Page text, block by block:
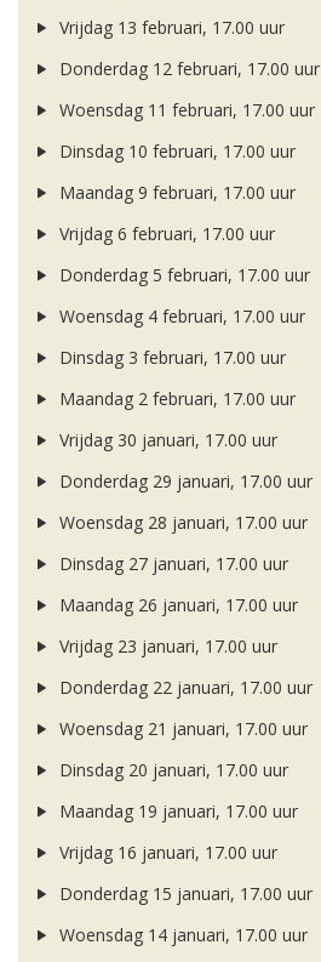
Vrijdag 13 februari, 17.00 uur
Donderdag 12 februari, 17.00 uur
Woensdag 11 februari, 17.00 uur
Dinsdag 10 februari, 17.00 uur
Maandag 9 februari, 17.00 uur
Vrijdag 6 februari, 17.00 uur
Donderdag 5 februari, 17.00 uur
Woensdag 4 februari, 17.00 uur
Dinsdag 3 februari, 17.00 uur
Maandag 2 februari, 17.00 uur
Vrijdag 30 januari, 17.00 uur
Donderdag 29 januari, 17.00 uur
Woensdag 28 januari, 17.00 uur
Dinsdag 27 januari, 17.00 uur
Maandag 26 januari, 17.00 uur
Vrijdag 23 januari, 17.00 uur
Donderdag 22 januari, 17.00 uur
Woensdag 21 januari, 17.00 uur
Dinsdag 20 januari, 17.00 uur
Maandag 19 januari, 17.00 uur
Vrijdag 16 januari, 17.00 uur
Donderdag 15 januari, 17.00 uur
Woensdag 14 januari, 17.00 uur